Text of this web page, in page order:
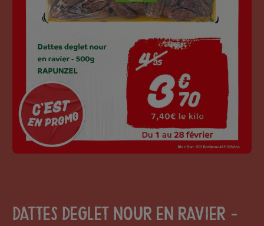
Dattes deglet nour en ravier -